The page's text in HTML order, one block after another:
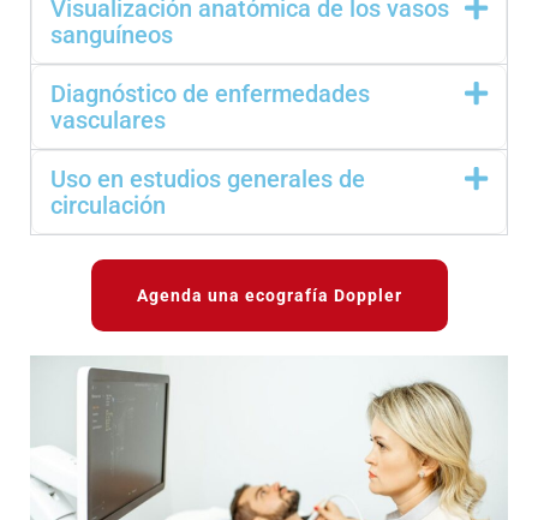
Visualización anatómica de los vasos
sanguíneos
Diagnóstico de enfermedades
vasculares
Uso en estudios generales de
circulación
Agenda una ecografía Doppler